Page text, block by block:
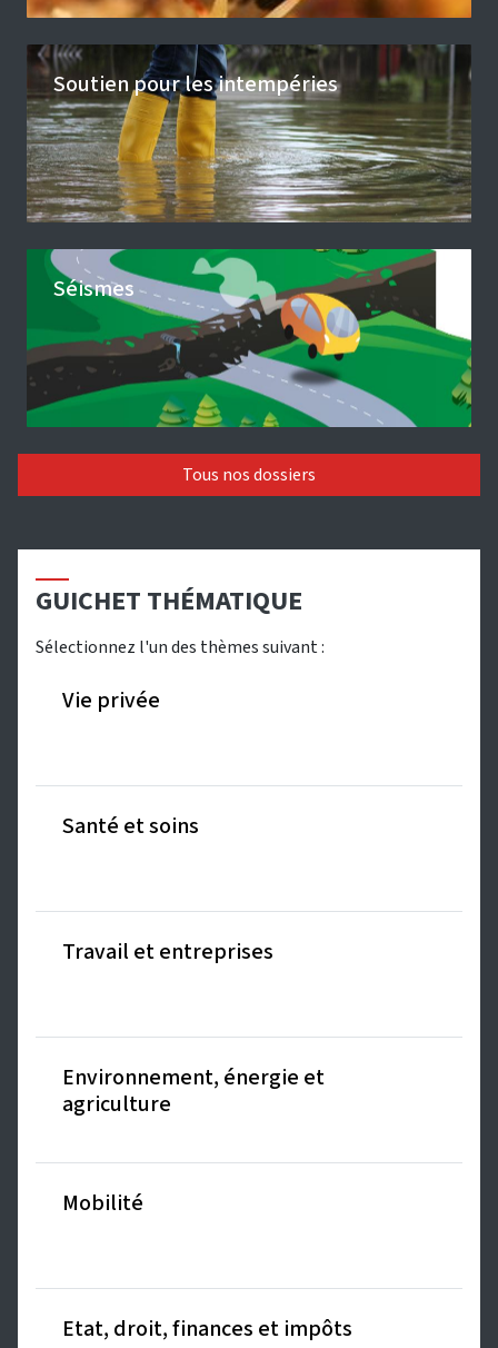
Soutien pour les intempéries
Séismes
Tous nos dossiers
GUICHET THÉMATIQUE
Sélectionnez l'un des thèmes suivant :
Vie privée
Santé et soins
Travail et entreprises
Environnement, énergie et
agriculture
Mobilité
Etat, droit, finances et impôts